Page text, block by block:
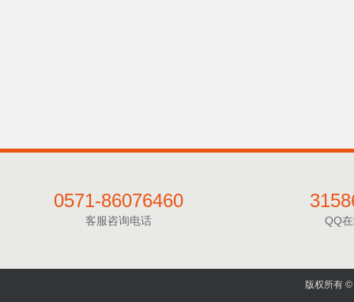
0571-86076460
客服咨询电话 QQ
版权所有